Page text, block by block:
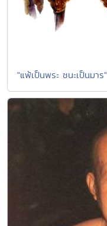
"แพ้เป็นพระ ชนะเป็นมาร"